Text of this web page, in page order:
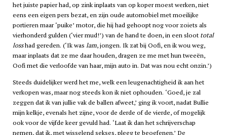
het juiste papier had, op zink inplaats van op koper moest werken, niet
eens een eigen pers bezat, en zijn oude automobiel met moeilijke
portieren maar ‘puike’ motor, die hij had gehoopt nog voor zoiets als
vierhonderd gulden (‘vier mud!’) van de hand te doen, in een sloot total
losshad gereden. (‘Ik was lam, jongen. Ik zat bij Oofi, en ik wou weg,
maar inplaats dat ze me daar houden, dragen ze me met hun tweeën,
Oofi met die verloofde van haar, mijn auto in. Dat was nou echt onzin.’)
Steeds duidelijker werd het me, welk een leugenachtigheid ik aan het
verkopen was, maar nog steeds kon ik niet ophouden. ‘Goed, je zal
zeggen dat ik van jullie vak de ballen afweet,’ ging ik voort, nadat Bullie
mijn kelkje, evenals het zijne, voor de derde of de vierde, of mogelijk
ook voor de vijfde keer gevuld had. ‘Laat ik dan het schrijverschap
nemen, dat ik, met wisselend sekses, pleeg te beoefenen.’ De